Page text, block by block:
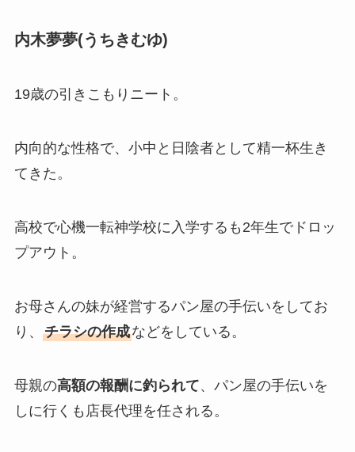
内木夢夢(うちきむゆ)
19歳の引きこもりニート。
内向的な性格で、小中と日陰者として精一杯生き
てきた。
高校で心機一転神学校に入学するも2年生でドロッ
プアウト。
お母さんの妹が経営するパン屋の手伝いをしてお
り、 チラシの作成などをしている。
母親の高額の報酬に釣られて、パン屋の手伝いを
しに行くも店長代理を任される。